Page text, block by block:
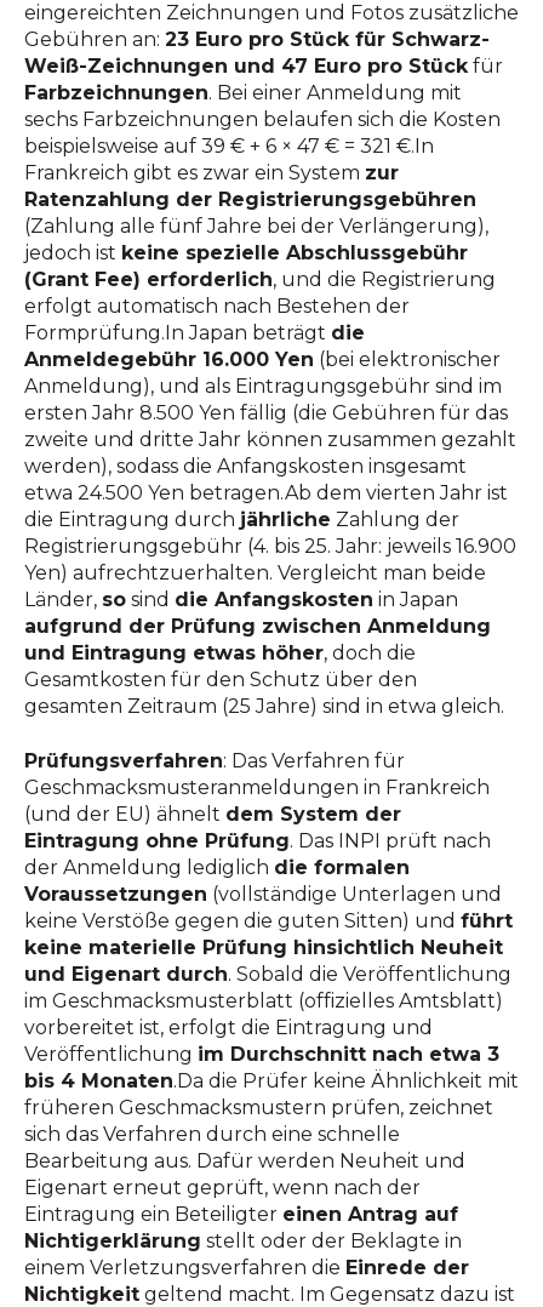
eingereichten Zeichnungen und Fotos zusätzliche
Gebühren an: 23 Euro pro Stück für Schwarz-
Weiß-Zeichnungen und 47 Euro pro Stückfür
Farbzeichnungen. Bei einer Anmeldung mit
sechs Farbzeichnungen belaufen sich die Kosten
beispielsweise auf 39 € + 6 × 47 € = 321 €.In
Frankreich gibt es zwar ein System zur
Ratenzahlung der Registrierungsgebühren
(Zahlung alle fünf Jahre bei der Verlängerung),
jedoch ist keine spezielle Abschlussgebühr
(Grant Fee) erforderlich, und die Registrierung
erfolgt automatisch nach Bestehen der
Formprüfung.In Japan beträgt die
Anmeldegebühr 16.000 Yen (bei elektronischer
Anmeldung), und als Eintragungsgebühr sind im
ersten Jahr 8.500 Yen fällig (die Gebühren für das
zweite und dritte Jahr können zusammen gezahlt
werden), sodass die Anfangskosten insgesamt
etwa 24.500 Yen betragen.Ab dem vierten Jahr ist
die Eintragung durch jährliche Zahlung der
Registrierungsgebühr (4. bis 25. Jahr: jeweils 16.900
Yen) aufrechtzuerhalten. Vergleicht man beide
Länder, so sind die Anfangskosten in Japan
aufgrund der Prüfung zwischen Anmeldung
und Eintragung etwas höher, doch die
Gesamtkosten für den Schutz über den
gesamten Zeitraum (25 Jahre) sind in etwa gleich.
Prüfungsverfahren: Das Verfahren für
Geschmacksmusteranmeldungen in Frankreich
(und der EU) ähnelt dem System der
Eintragung ohne Prüfung. Das INPI prüft nach
der Anmeldung lediglich die formalen
Voraussetzungen (vollständige Unterlagen und
keine Verstöße gegen die guten Sitten) und führt
keine materielle Prüfung hinsichtlich Neuheit
und Eigenart durch. Sobald die Veröffentlichung
im Geschmacksmusterblatt (offizielles Amtsblatt)
vorbereitet ist, erfolgt die Eintragung und
Veröffentlichung im Durchschnitt nach etwa 3
bis 4 Monaten.Da die Prüfer keine Ähnlichkeit mit
früheren Geschmacksmustern prüfen, zeichnet
sich das Verfahren durch eine schnelle
Bearbeitung aus. Dafür werden Neuheit und
Eigenart erneut geprüft, wenn nach der
Eintragung ein Beteiligter einen Antrag auf
Nichtigerklärung stellt oder der Beklagte in
einem Verletzungsverfahren die Einrede der
Nichtigkeit geltend macht. Im Gegensatz dazu ist